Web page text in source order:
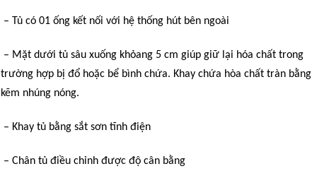
– Tủ có 01 ống kết nối với hệ thống hút bên ngoài
– Mặt dưới tủ sâu xuống khỏang 5 cm giúp giữ lại hóa chất trong
trường hợp bị đổ hoặc bể bình chứa. Khay chứa hòa chất tràn bằng
kẽm nhúng nóng.
– Khay tủ bằng sắt sơn tĩnh điện
– Chân tủ điều chỉnh được độ cân bằng